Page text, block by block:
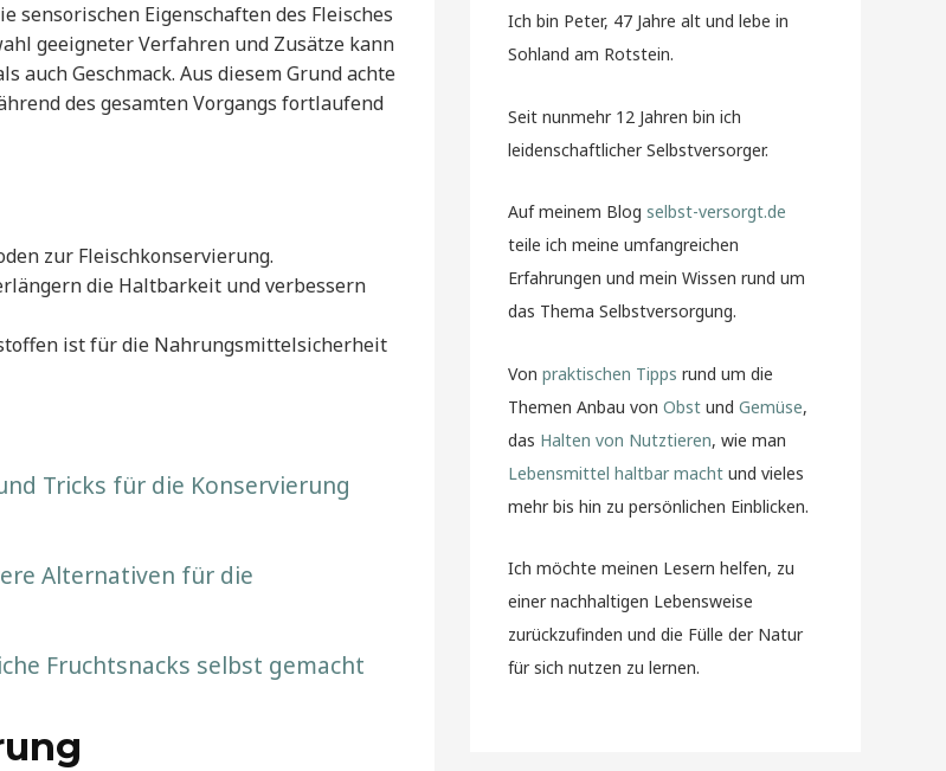
Eigenschaften des Fleisches
geeigneter Verfahren und Zusätze kann
auch Geschmack. Aus diesem Grund achte
des gesamten Vorgangs fortlaufend
zur Fleischkonservierung.
die Haltbarkeit und verbessern
ist für die Nahrungsmittelsicherheit
Tricks für die Konservierung
Alternativen für die
Fruchtsnacks selbst gemacht
Ich bin Peter, 47 Jahre alt und lebe in
Sohland am Rotstein.
Seit nunmehr 12 Jahren bin ich
leidenschaftlicher Selbstversorger.
Auf meinem Blog selbst-versorgt.de
teile ich meine umfangreichen
Erfahrungen und mein Wissen rund um
das Thema Selbstversorgung.
Von praktischen Tipps rund um die
Themen Anbau von Obst und Gemüse,
das Halten von Nutztieren, wie man
Lebensmittel haltbar macht und vieles
mehr bis hin zu persönlichen Einblicken.
Ich möchte meinen Lesern helfen, zu
einer nachhaltigen Lebensweise
zurückzufinden und die Fülle der Natur
für sich nutzen zu lernen.